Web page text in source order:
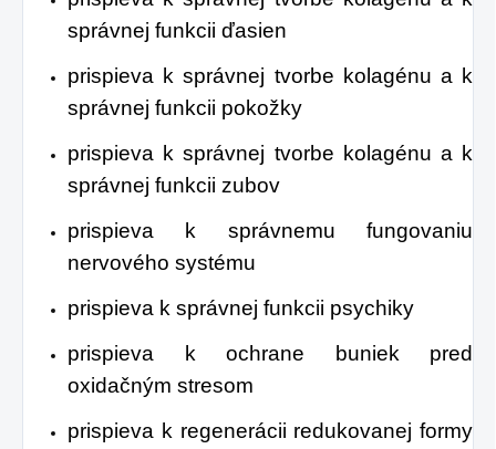
správnej funkcii ďasien
prispieva k správnej tvorbe kolagénu a k
správnej funkcii pokožky
prispieva k správnej tvorbe kolagénu a k
správnej funkcii zubov
prispieva k správnemu fungovaniu
nervového systému
prispieva k správnej funkcii psychiky
prispieva k ochrane buniek pred
oxidačným stresom
prispieva k regenerácii redukovanej formy